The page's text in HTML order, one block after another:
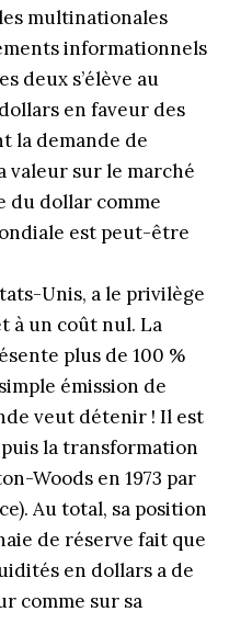
multinationales
informationnels
deux s’élève au
en faveur des
la demande de
valeur sur le marché
du dollar comme
est peut-être
Unis, a le privilège
à un coût nul. La
plus de 100 %
émission de
veut détenir ! Il est
la transformation
Woods en 1973 par
Au total, sa position
de réserve fait que
en dollars a de
comme sur sa